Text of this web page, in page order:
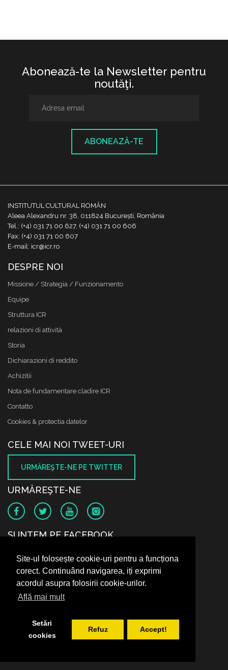
Site-ul folosește cookie-uri pentru a funcționa
corect. Continuând navigarea, iți exprimi
acordul asupra folosirii cookie-urilor.
Află mai mult
Setări
cookies
Refuz Accept!
Abonează-te la Newsletter pentru
noutăţi.
ABONEAZĂ-TE
INSTITUTUL CULTURAL ROMÂN
Aleea Alexandru nr. 38, 011824 București, România
Tel.: (+4) 031 71 00 627, (+4) 031 71 00 606
Fax: (+4) 031 71 00 607
E-mail: icr@icr.ro
DESPRE NOI
Missione / Strategia / Funzionamento
Equipe
Struttura ICR
relazioni di attività
Storia
Dichiarazioni di reddito
Achizitii
Nota de fundamentare cladire ICR
Contatto
Cookies & protectia datelor
CELE MAI NOI TWEET-URI
URMĂREŞTE-NE PE TWITTER
URMĂREŞTE-NE
SUNTEM PE FACEBOOK